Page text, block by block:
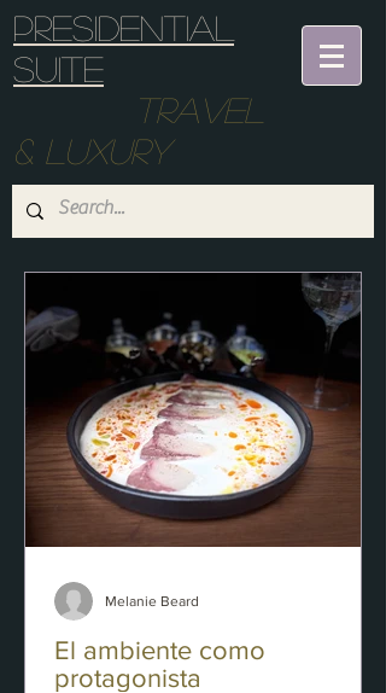
Presidential
suite
Travel
& Luxury
El ambiente como
protagonista
Melanie Beard